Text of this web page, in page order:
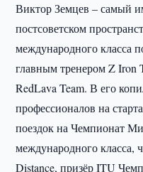
Виктор Земцев – самый
постсоветском
международного класса
главным тренером Z Iron
RedLava Team. В его
профессионалов на
поездок на Чемпионат
международного
Distance, призёр ITU